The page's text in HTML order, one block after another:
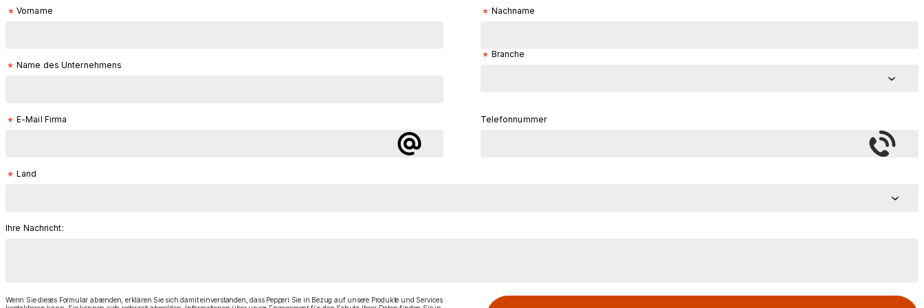
Vorname Nachname
Name des Unternehmens
Branche
E-Mail Firma Telefonnummer
Land
Ihre Nachricht:
Wenn Sie dieses Formular absenden, erklären Sie sich damit einverstanden, dass Pepperi Sie in Bezug auf unsere Produkte und Services